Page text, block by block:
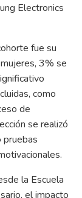
Electronics
fue su
3% se
como
de
se realizó
pruebas
la Escuela
el impacto